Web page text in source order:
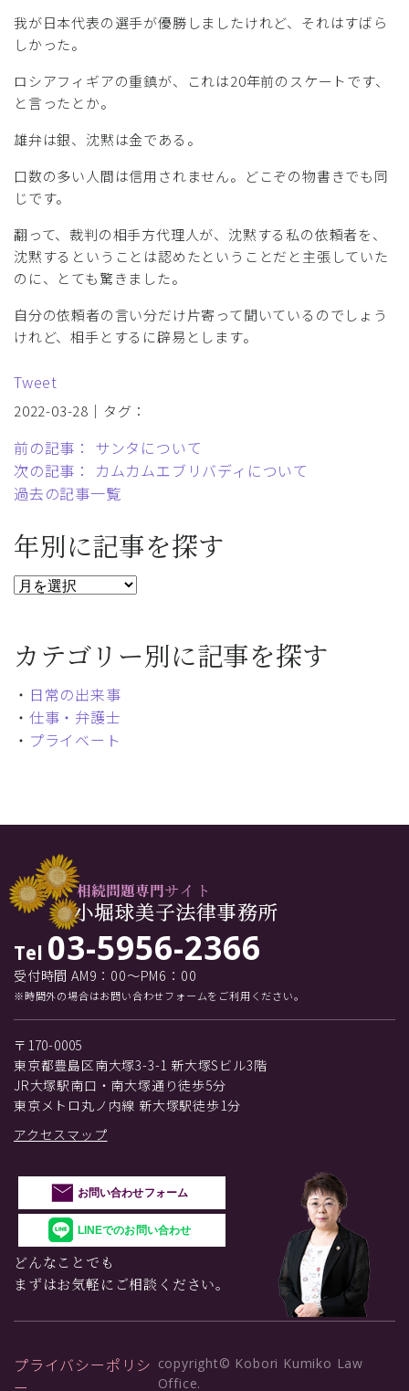
我が日本代表の選手が優勝しましたけれど、それはすばら
しかった。
ロシアフィギアの重鎮が、これは20年前のスケートです、
と言ったとか。
雄弁は銀、沈黙は金である。
口数の多い人間は信用されません。どこぞの物書きでも同
じです。
翻って、裁判の相手方代理人が、沈黙する私の依頼者を、
沈黙するということは認めたということだと主張していた
のに、とても驚きました。
自分の依頼者の言い分だけ片寄って聞いているのでしょう
けれど、相手とするに辟易とします。
Tweet
2022-03-28｜タグ：
前の記事： サンタについて
次の記事： カムカムエブリバディについて
過去の記事一覧
年別に記事を探す
カテゴリー別に記事を探す
・ 日常の出来事
・ 仕事・弁護士
・ プライベート
Tel 03-5956-2366
受付時間 AM9：00～PM6：00
※時間外の場合はお問い合わせフォームをご利用ください。
〒170-0005
東京都豊島区南大塚3-3-1 新大塚Sビル3階
JR大塚駅南口・南大塚通り徒歩5分
東京メトロ丸ノ内線 新大塚駅徒歩1分
アクセスマップ
お問い合わせフォーム
LINEでのお問い合わせ
どんなことでも
まずはお気軽にご相談ください。
プライバシーポリシ copyright© Kobori Kumiko Law
Office.